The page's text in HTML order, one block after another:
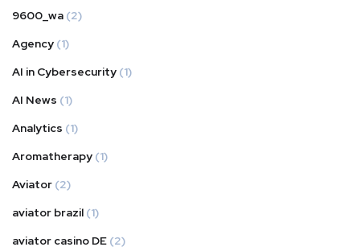
9600_wa (2)
Agency (1)
AI in Cybersecurity (1)
AI News (1)
Analytics (1)
Aromatherapy (1)
Aviator (2)
aviator brazil (1)
aviator casino DE (2)